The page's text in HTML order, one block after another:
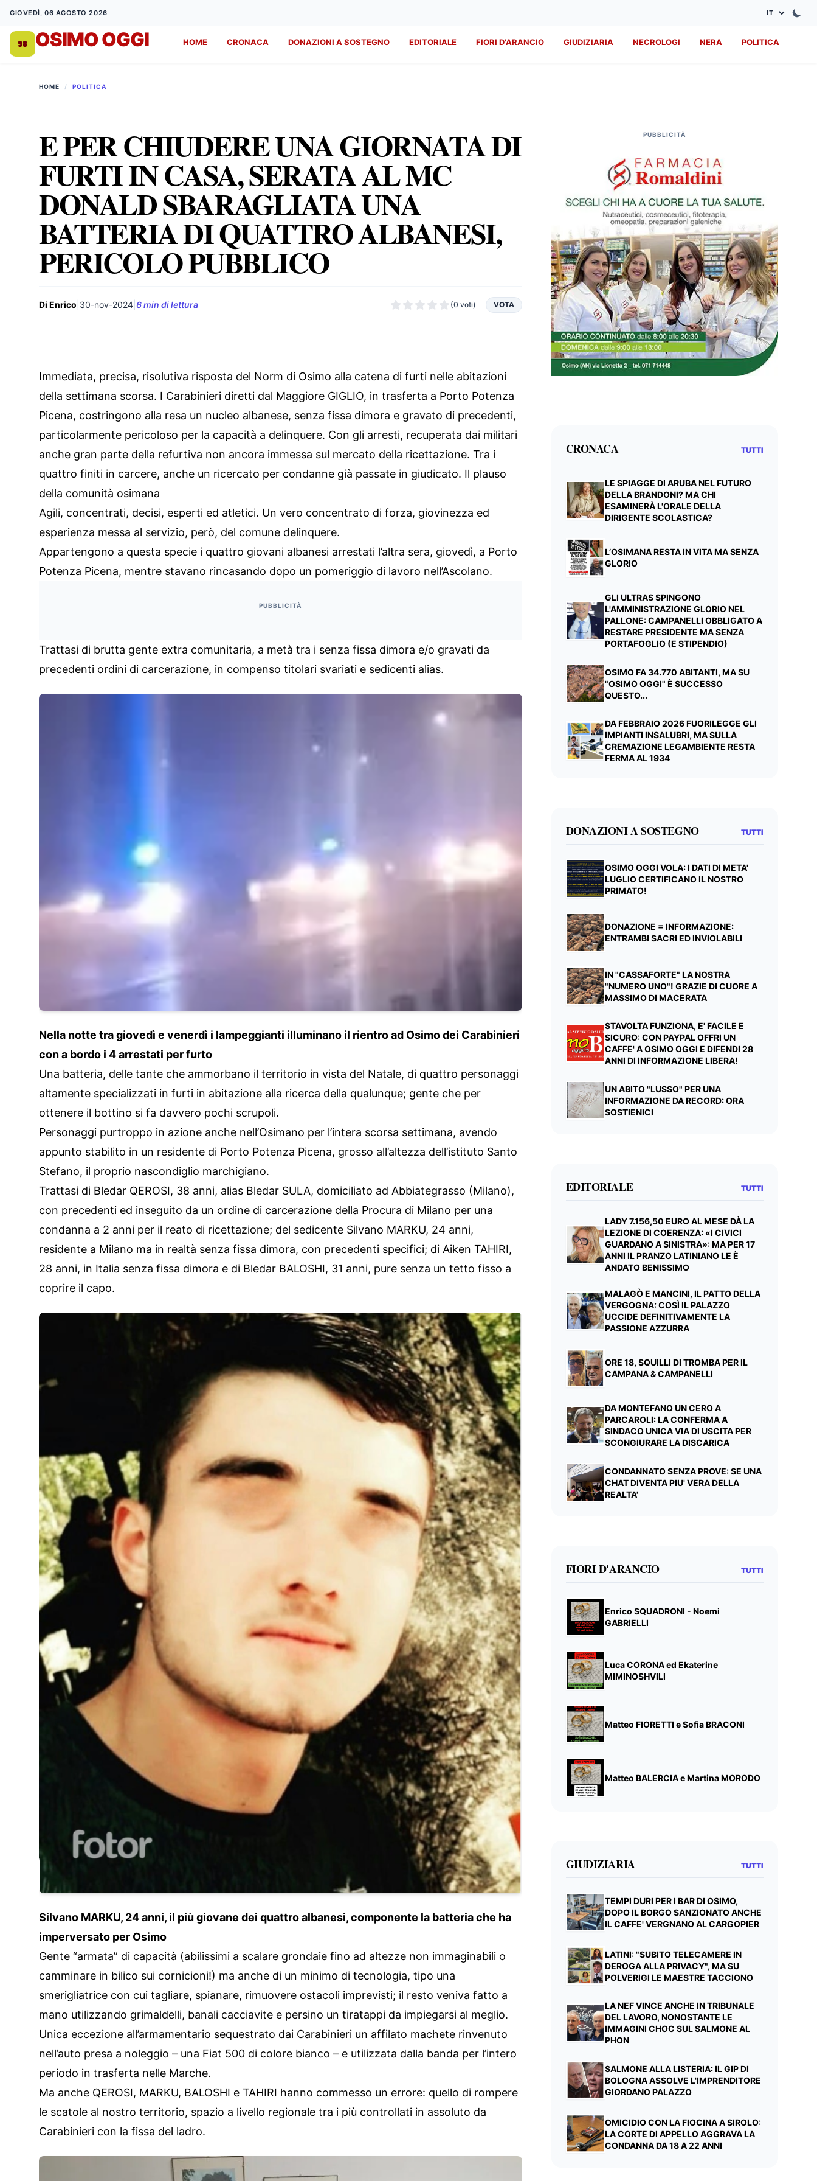
GIOVEDÌ, 06 AGOSTO 2026
OSIMO OGGI HOME CRONACA DONAZIONI A SOSTEGNO EDITORIALE FIORI D'ARANCIO GIUDIZIARIA NECROLOGI NERA POLITICA
HOME / POLITICA
E PER CHIUDERE UNA GIORNATA DI
FURTI IN CASA, SERATA AL MC
DONALD SBARAGLIATA UNA
BATTERIA DI QUATTRO ALBANESI,
PERICOLO PUBBLICO
Di Enrico 30-nov-2024 6 min di lettura (0 voti) VOTA
Immediata, precisa, risolutiva risposta del Norm di Osimo alla catena di furti nelle abitazioni
della settimana scorsa. I Carabinieri diretti dal Maggiore GIGLIO, in trasferta a Porto Potenza
Picena, costringono alla resa un nucleo albanese, senza fissa dimora e gravato di precedenti,
particolarmente pericoloso per la capacità a delinquere. Con gli arresti, recuperata dai militari
anche gran parte della refurtiva non ancora immessa sul mercato della ricettazione. Tra i
quattro finiti in carcere, anche un ricercato per condanne già passate in giudicato. Il plauso
della comunità osimana
Agili, concentrati, decisi, esperti ed atletici. Un vero concentrato di forza, giovinezza ed
esperienza messa al servizio, però, del comune delinquere.
Appartengono a questa specie i quattro giovani albanesi arrestati l’altra sera, giovedì, a Porto
Potenza Picena, mentre stavano rincasando dopo un pomeriggio di lavoro nell’Ascolano.
PUBBLICITÀ
Trattasi di brutta gente extra comunitaria, a metà tra i senza fissa dimora e/o gravati da
precedenti ordini di carcerazione, in compenso titolari svariati e sedicenti alias.
Nella notte tra giovedì e venerdì i lampeggianti illuminano il rientro ad Osimo dei Carabinieri
con a bordo i 4 arrestati per furto
Una batteria, delle tante che ammorbano il territorio in vista del Natale, di quattro personaggi
altamente specializzati in furti in abitazione alla ricerca della qualunque; gente che per
ottenere il bottino si fa davvero pochi scrupoli.
Personaggi purtroppo in azione anche nell’Osimano per l’intera scorsa settimana, avendo
appunto stabilito in un residente di Porto Potenza Picena, grosso all’altezza dell’istituto Santo
Stefano, il proprio nascondiglio marchigiano.
Trattasi di Bledar QEROSI, 38 anni, alias Bledar SULA, domiciliato ad Abbiategrasso (Milano),
con precedenti ed inseguito da un ordine di carcerazione della Procura di Milano per una
condanna a 2 anni per il reato di ricettazione; del sedicente Silvano MARKU, 24 anni,
residente a Milano ma in realtà senza fissa dimora, con precedenti specifici; di Aiken TAHIRI,
28 anni, in Italia senza fissa dimora e di Bledar BALOSHI, 31 anni, pure senza un tetto fisso a
coprire il capo.
Silvano MARKU, 24 anni, il più giovane dei quattro albanesi, componente la batteria che ha
imperversato per Osimo
Gente “armata” di capacità (abilissimi a scalare grondaie fino ad altezze non immaginabili o
camminare in bilico sui cornicioni!) ma anche di un minimo di tecnologia, tipo una
smerigliatrice con cui tagliare, spianare, rimuovere ostacoli imprevisti; il resto veniva fatto a
mano utilizzando grimaldelli, banali cacciavite e persino un tiratappi da impiegarsi al meglio.
Unica eccezione all’armamentario sequestrato dai Carabinieri un affilato machete rinvenuto
nell’auto presa a noleggio – una Fiat 500 di colore bianco – e utilizzata dalla banda per l’intero
periodo in trasferta nelle Marche.
Ma anche QEROSI, MARKU, BALOSHI e TAHIRI hanno commesso un errore: quello di rompere
le scatole al nostro territorio, spazio a livello regionale tra i più controllati in assoluto da
Carabinieri con la fissa del ladro.
PUBBLICITÀ
CRONACA TUTTI
LE SPIAGGE DI ARUBA NEL FUTURO
DELLA BRANDONI? MA CHI
ESAMINERÀ L'ORALE DELLA
DIRIGENTE SCOLASTICA?
L’OSIMANA RESTA IN VITA MA SENZA
GLORIO
GLI ULTRAS SPINGONO
L'AMMINISTRAZIONE GLORIO NEL
PALLONE: CAMPANELLI OBBLIGATO A
RESTARE PRESIDENTE MA SENZA
PORTAFOGLIO (E STIPENDIO)
OSIMO FA 34.770 ABITANTI, MA SU
"OSIMO OGGI" È SUCCESSO
QUESTO...
DA FEBBRAIO 2026 FUORILEGGE GLI
IMPIANTI INSALUBRI, MA SULLA
CREMAZIONE LEGAMBIENTE RESTA
FERMA AL 1934
DONAZIONI A SOSTEGNO TUTTI
OSIMO OGGI VOLA: I DATI DI META'
LUGLIO CERTIFICANO IL NOSTRO
PRIMATO!
DONAZIONE = INFORMAZIONE:
ENTRAMBI SACRI ED INVIOLABILI
IN "CASSAFORTE" LA NOSTRA
"NUMERO UNO"! GRAZIE DI CUORE A
MASSIMO DI MACERATA
STAVOLTA FUNZIONA, E' FACILE E
SICURO: CON PAYPAL OFFRI UN
CAFFE' A OSIMO OGGI E DIFENDI 28
ANNI DI INFORMAZIONE LIBERA!
UN ABITO "LUSSO" PER UNA
INFORMAZIONE DA RECORD: ORA
SOSTIENICI
EDITORIALE TUTTI
LADY 7.156,50 EURO AL MESE DÀ LA
LEZIONE DI COERENZA: «I CIVICI
GUARDANO A SINISTRA»: MA PER 17
ANNI IL PRANZO LATINIANO LE È
ANDATO BENISSIMO
MALAGÒ E MANCINI, IL PATTO DELLA
VERGOGNA: COSÌ IL PALAZZO
UCCIDE DEFINITIVAMENTE LA
PASSIONE AZZURRA
ORE 18, SQUILLI DI TROMBA PER IL
CAMPANA & CAMPANELLI
DA MONTEFANO UN CERO A
PARCAROLI: LA CONFERMA A
SINDACO UNICA VIA DI USCITA PER
SCONGIURARE LA DISCARICA
CONDANNATO SENZA PROVE: SE UNA
CHAT DIVENTA PIU' VERA DELLA
REALTA'
FIORI D'ARANCIO TUTTI
Enrico SQUADRONI - Noemi
GABRIELLI
Luca CORONA ed Ekaterine
MIMINOSHVILI
Matteo FIORETTI e Sofia BRACONI
Matteo BALERCIA e Martina MORODO
GIUDIZIARIA TUTTI
TEMPI DURI PER I BAR DI OSIMO,
DOPO IL BORGO SANZIONATO ANCHE
IL CAFFE' VERGNANO AL CARGOPIER
LATINI: "SUBITO TELECAMERE IN
DEROGA ALLA PRIVACY", MA SU
POLVERIGI LE MAESTRE TACCIONO
LA NEF VINCE ANCHE IN TRIBUNALE
DEL LAVORO, NONOSTANTE LE
IMMAGINI CHOC SUL SALMONE AL
PHON
SALMONE ALLA LISTERIA: IL GIP DI
BOLOGNA ASSOLVE L'IMPRENDITORE
GIORDANO PALAZZO
OMICIDIO CON LA FIOCINA A SIROLO:
LA CORTE DI APPELLO AGGRAVA LA
CONDANNA DA 18 A 22 ANNI